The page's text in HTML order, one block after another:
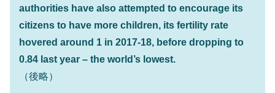
『Money1』
韓国･警察職員が「丸刈りになって抗議活
動」
『Money1』
中国だけが鉄鋼輸出を異常増加させる ⇒ 中
国の過剰生産が世界を蝕む。
『Money1』
authorities have also attempted to encourage its
citizens to have more children, its fertility rate
hovered around 1 in 2017-18, before dropping to
0.84 last year – the world’s lowest.
（後略）